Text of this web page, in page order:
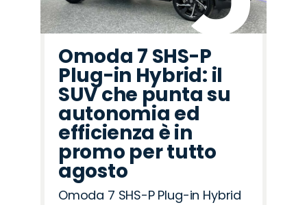
Omoda 7 SHS-P
Plug-in Hybrid: il
SUV che punta su
autonomia ed
efficienza è in
promo per tutto
agosto
Omoda 7 SHS-P Plug-in Hybrid